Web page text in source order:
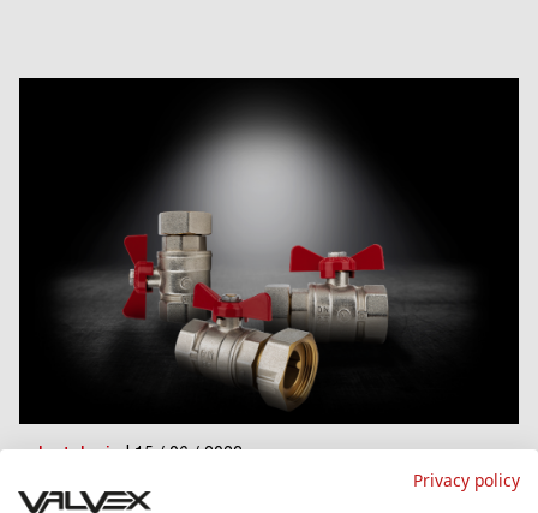
Lepsza ochrona i nowe możliwości
Privacy policy